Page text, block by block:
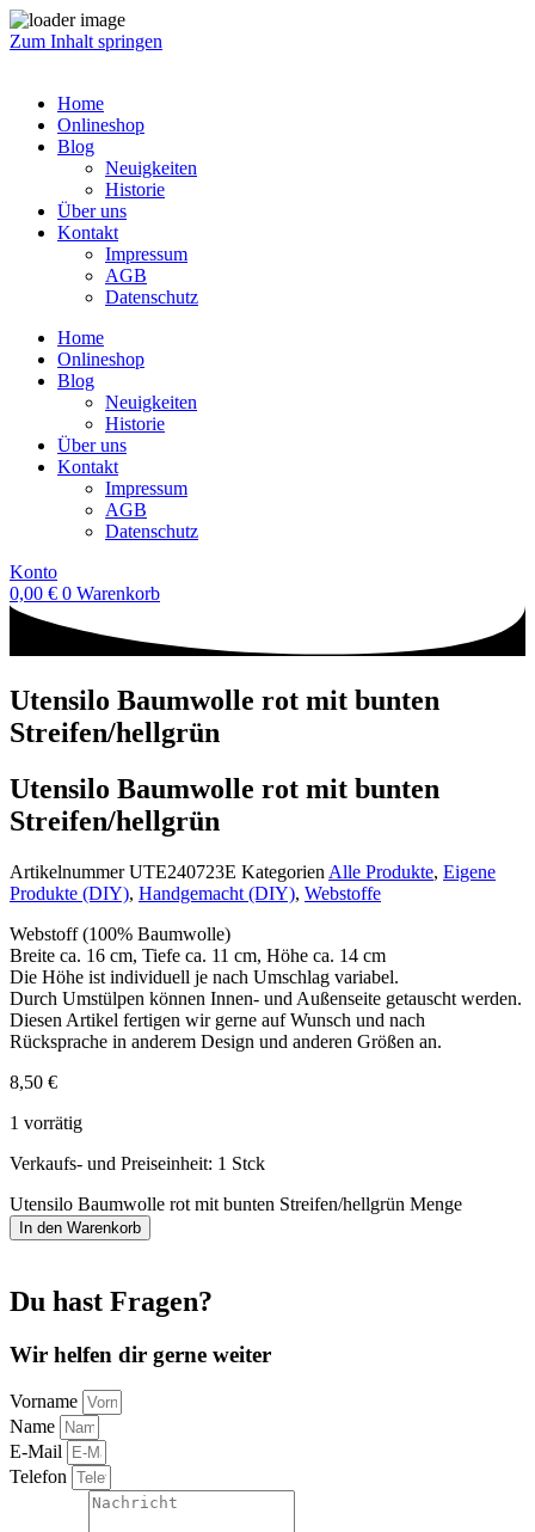
Zum Inhalt springen
Home
Onlineshop
Blog
Neuigkeiten
Historie
Über uns
Kontakt
Impressum
AGB
Datenschutz
Home
Onlineshop
Blog
Neuigkeiten
Historie
Über uns
Kontakt
Impressum
AGB
Datenschutz
Konto
0,00 € 0 Warenkorb
Utensilo Baumwolle rot mit bunten
Streifen/hellgrün
Utensilo Baumwolle rot mit bunten
Streifen/hellgrün
ArtikelnummerUTE240723E Kategorien Alle Produkte, Eigene
Produkte (DIY), Handgemacht (DIY), Webstoffe
Webstoff (100% Baumwolle)
Breite ca. 16 cm, Tiefe ca. 11 cm, Höhe ca. 14 cm
Die Höhe ist individuell je nach Umschlag variabel.
Durch Umstülpen können Innen- und Außenseite getauscht werden.
Diesen Artikel fertigen wir gerne auf Wunsch und nach
Rücksprache in anderem Design und anderen Größen an.
8,50 €
1 vorrätig
Verkaufs- und Preiseinheit: 1 Stck
Utensilo Baumwolle rot mit bunten Streifen/hellgrün Menge
In den Warenkorb
Du hast Fragen?
Wir helfen dir gerne weiter
Vorname
Name
E-Mail
Telefon